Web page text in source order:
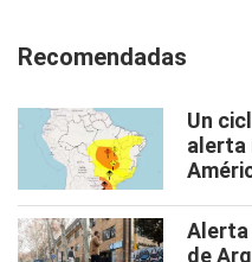
Recomendadas
Un
alerta
Alerta
de